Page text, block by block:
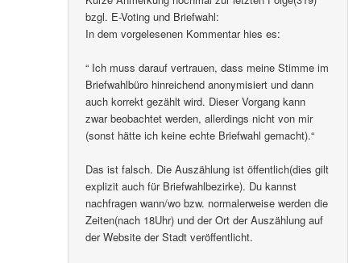
bzgl. E-Voting und Briefwahl:
In dem vorgelesenen Kommentar hies es:
“ Ich muss darauf vertrauen, dass meine Stimme im
Briefwahlbüro hinreichend anonymisiert und dann
auch korrekt gezählt wird. Dieser Vorgang kann
zwar beobachtet werden, allerdings nicht von mir
(sonst hätte ich keine echte Briefwahl gemacht).“
Das ist falsch. Die Auszählung ist öffentlich(dies gilt
explizit auch für Briefwahlbezirke). Du kannst
nachfragen wann/wo bzw. normalerweise werden die
Zeiten(nach 18Uhr) und der Ort der Auszählung auf
der Website der Stadt veröffentlicht.